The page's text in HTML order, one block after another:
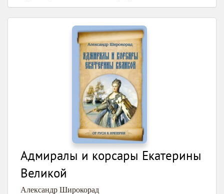
Адмиралы и корсары Екатерины
Великой
Александр Широкорад